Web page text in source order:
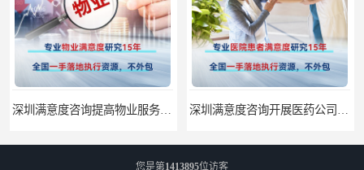
您是第1413895位访客